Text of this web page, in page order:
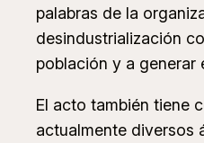
palabras de la
desindustrialización
población y a generar
El acto también tiene
actualmente diversos